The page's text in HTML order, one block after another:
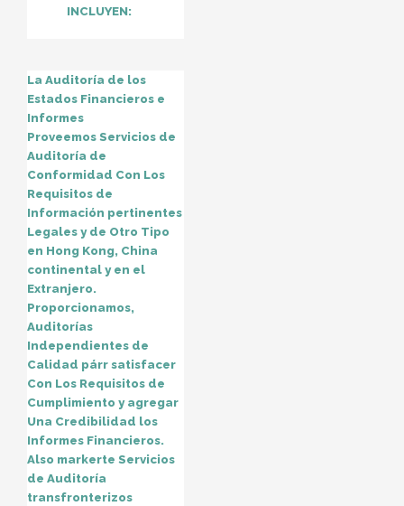
INCLUYEN:
La Auditoría de los
Estados Financieros e
Informes
Proveemos Servicios de
Auditoría de
Conformidad Con Los
Requisitos de
Información pertinentes
Legales y de Otro Tipo
en Hong Kong, China
continental y en el
Extranjero.
Proporcionamos,
Auditorías
Independientes de
Calidad párr satisfacer
Con Los Requisitos de
Cumplimiento y agregar
Una Credibilidad los
Informes Financieros.
Also markerte Servicios
de Auditoría
transfronterizos